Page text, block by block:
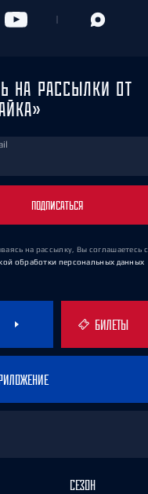
НА РАССЫЛКИ ОТ
ПОДПИСАТЬСЯ
на рассылку, Вы соглашаетесь с
обработки персональных данных
БИЛЕТЫ
СЕЗОН